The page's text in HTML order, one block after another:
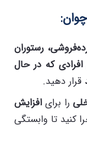
:
رستوران
افرادی که در حال
قرار دهید.
را برای افزایش
کنید تا وابستگی